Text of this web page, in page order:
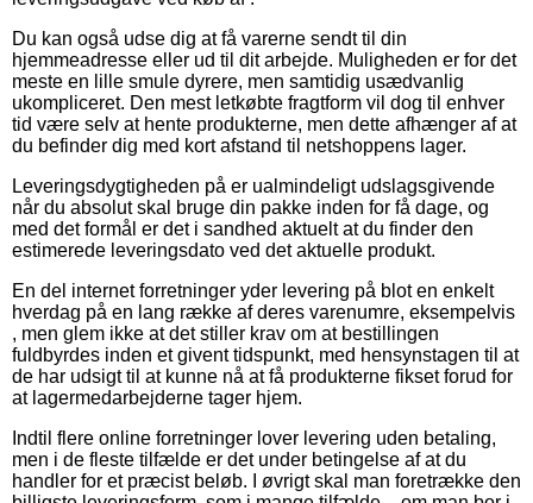
Du kan også udse dig at få varerne sendt til din
hjemmeadresse eller ud til dit arbejde. Muligheden er for det
meste en lille smule dyrere, men samtidig usædvanlig
ukompliceret. Den mest letkøbte fragtform vil dog til enhver
tid være selv at hente produkterne, men dette afhænger af at
du befinder dig med kort afstand til netshoppens lager.
Leveringsdygtigheden på er ualmindeligt udslagsgivende
når du absolut skal bruge din pakke inden for få dage, og
med det formål er det i sandhed aktuelt at du finder den
estimerede leveringsdato ved det aktuelle produkt.
En del internet forretninger yder levering på blot en enkelt
hverdag på en lang række af deres varenumre, eksempelvis
, men glem ikke at det stiller krav om at bestillingen
fuldbyrdes inden et givent tidspunkt, med hensynstagen til at
de har udsigt til at kunne nå at få produkterne fikset forud for
at lagermedarbejderne tager hjem.
Indtil flere online forretninger lover levering uden betaling,
men i de fleste tilfælde er det under betingelse af at du
handler for et præcist beløb. I øvrigt skal man foretrække den